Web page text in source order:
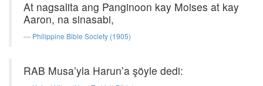
At nagsalita ang Panginoon kay Moises at kay
Aaron, na sinasabi,
Philippine Bible Society (1905)
RAB Musa’yla Harun’a şöyle dedi: